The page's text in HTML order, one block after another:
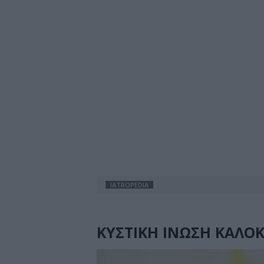
IATROPEDIA
ΚΥΣΤΙΚΗ ΙΝΩΣΗ